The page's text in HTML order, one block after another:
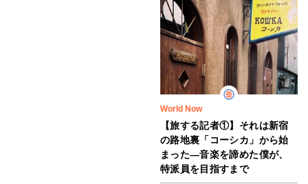
World Now
【旅する記者①】それは新宿
の路地裏「コーシカ」から始
まった―音楽を諦めた僕が、
特派員を目指すまで